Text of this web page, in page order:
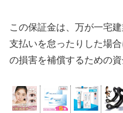
この保証金は、万が一宅
支払いを怠ったりした場
の損害を補償するための